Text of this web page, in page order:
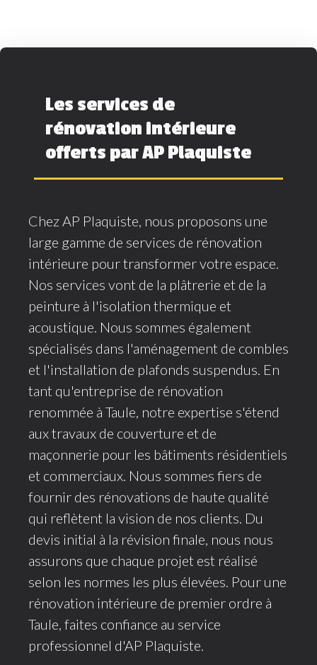
Les services de
rénovation intérieure
offerts par AP Plaquiste
Chez AP Plaquiste, nous proposons une
large gamme de services de rénovation
intérieure pour transformer votre espace.
Nos services vont de la plâtrerie et de la
peinture à l'isolation thermique et
acoustique. Nous sommes également
spécialisés dans l'aménagement de combles
et l'installation de plafonds suspendus. En
tant qu'entreprise de rénovation
renommée à Taule, notre expertise s'étend
aux travaux de couverture et de
maçonnerie pour les bâtiments résidentiels
et commerciaux. Nous sommes fiers de
fournir des rénovations de haute qualité
qui reflètent la vision de nos clients. Du
devis initial à la révision finale, nous nous
assurons que chaque projet est réalisé
selon les normes les plus élevées. Pour une
rénovation intérieure de premier ordre à
Taule, faites confiance au service
professionnel d'AP Plaquiste.